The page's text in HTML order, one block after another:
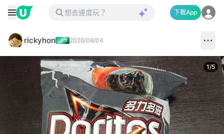
下載App
rickyhon 2026/06/04
1/5